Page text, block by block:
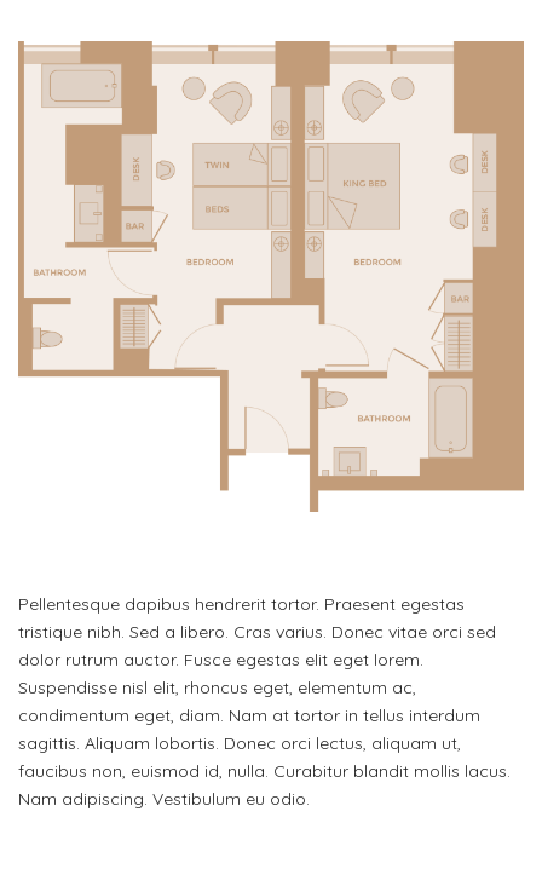
Pellentesque dapibus hendrerit tortor. Praesent egestas
tristique nibh. Sed a libero. Cras varius. Donec vitae orci sed
dolor rutrum auctor. Fusce egestas elit eget lorem.
Suspendisse nisl elit, rhoncus eget, elementum ac,
condimentum eget, diam. Nam at tortor in tellus interdum
sagittis. Aliquam lobortis. Donec orci lectus, aliquam ut,
faucibus non, euismod id, nulla. Curabitur blandit mollis lacus.
Nam adipiscing. Vestibulum eu odio.